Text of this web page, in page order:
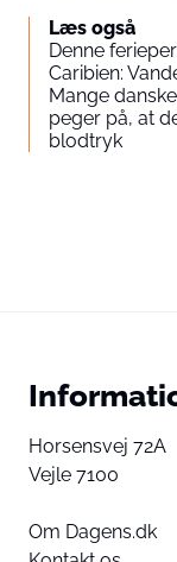
Læs også
Denne
Caribien:
Mange
peger på, at
blodtryk
Horsensvej 72A
Vejle 7100
Om Dagens.dk